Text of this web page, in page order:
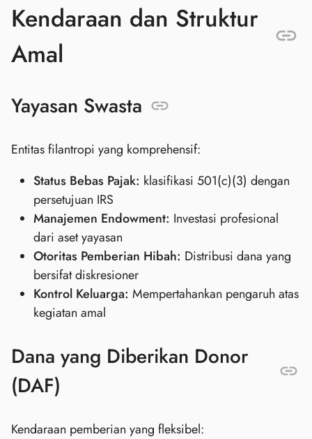
Kendaraan dan Struktur
Amal
Yayasan Swasta
Entitas filantropi yang komprehensif:
Status Bebas Pajak: klasifikasi 501(c)(3) dengan
persetujuan IRS
Manajemen Endowment: Investasi profesional
dari aset yayasan
Otoritas Pemberian Hibah: Distribusi dana yang
bersifat diskresioner
Kontrol Keluarga: Mempertahankan pengaruh atas
kegiatan amal
Dana yang Diberikan Donor
(DAF)
Kendaraan pemberian yang fleksibel: